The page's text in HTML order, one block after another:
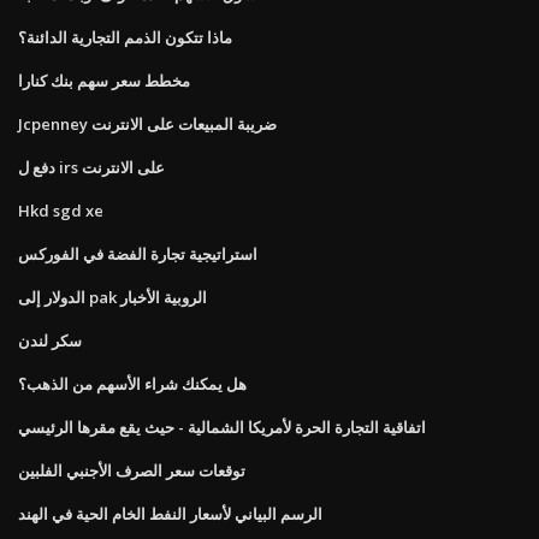
ماذا تتكون الذمم التجارية الدائنة؟
مخطط سعر سهم بنك كنارا
Jcpenney ضريبة المبيعات على الانترنت
دفع ل irs على الانترنت
Hkd sgd xe
استراتيجية تجارة الفضة في الفوركس
الدولار إلى pak الروبية الأخبار
سكر لندن
هل يمكنك شراء الأسهم من الذهب؟
اتفاقية التجارة الحرة لأمريكا الشمالية - حيث يقع مقرها الرئيسي
توقعات سعر الصرف الأجنبي الفلبين
الرسم البياني لأسعار النفط الخام الحية في الهند